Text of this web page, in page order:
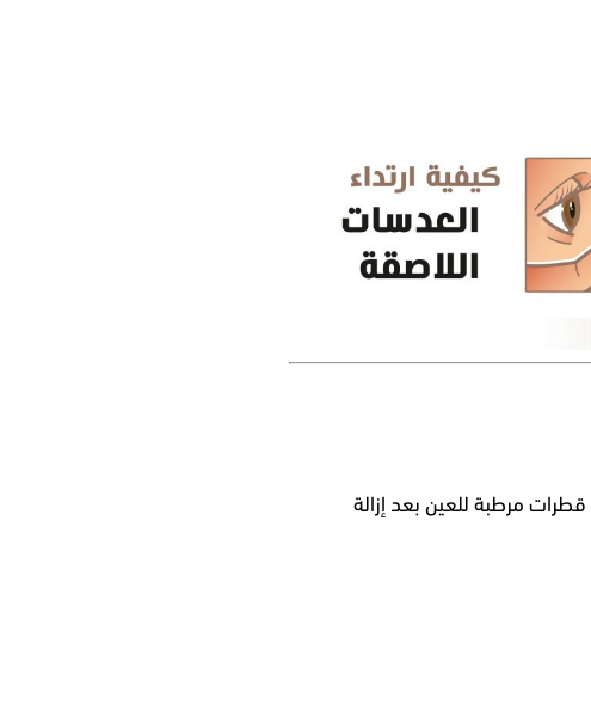
قطرات مرطبة للعين بعد إزالة